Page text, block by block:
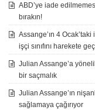
ABD’ye iade
bırakın!
Assange’ın 4
işçi sınıfını harekete
Julian Assange’a
bir saçmalık
Julian Assange’ın
sağlamaya çağırıyor